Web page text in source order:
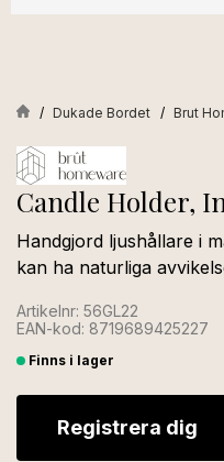
Dukade Bordet Brut
Candle Holder,
Handgjord ljushållare i
kan ha naturliga
Artikelnr: 56GL22
EAN-kod: 8719689425227
Finns i lager
Registrera dig